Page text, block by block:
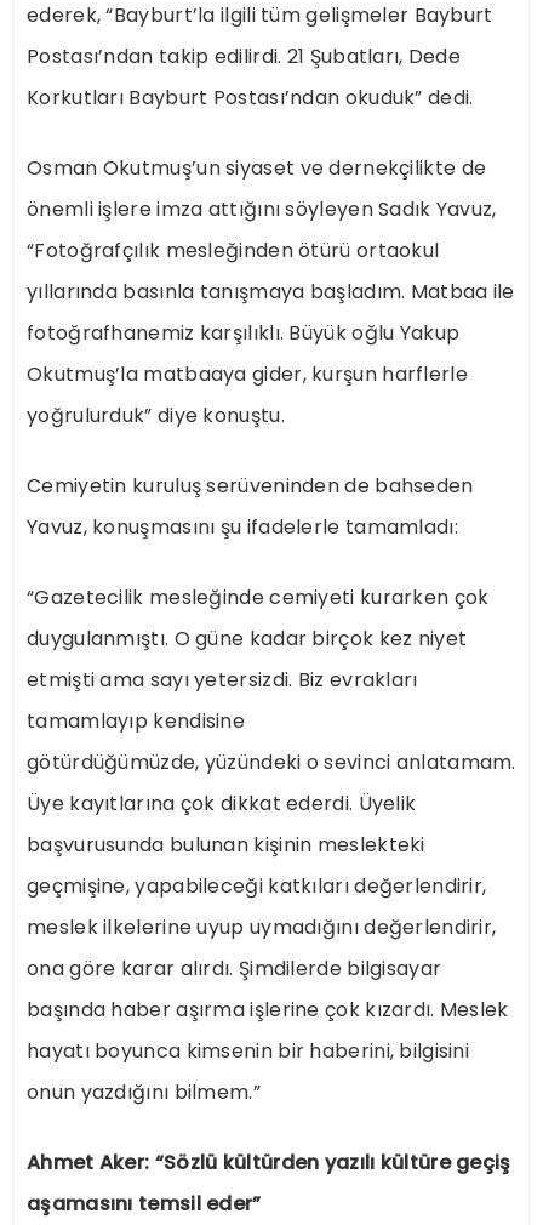
ederek, “Bayburt’la ilgili tüm gelişmeler Bayburt
Postası’ndan takip edilirdi. 21 Şubatları, Dede
Korkutları Bayburt Postası’ndan okuduk” dedi.
Osman Okutmuş’un siyaset ve dernekçilikte de
önemli işlere imza attığını söyleyen Sadık Yavuz,
“Fotoğrafçılık mesleğinden ötürü ortaokul
yıllarında basınla tanışmaya başladım. Matbaa ile
fotoğrafhanemiz karşılıklı. Büyük oğlu Yakup
Okutmuş’la matbaaya gider, kurşun harflerle
yoğrulurduk” diye konuştu.
Cemiyetin kuruluş serüveninden de bahseden
Yavuz, konuşmasını şu ifadelerle tamamladı:
“Gazetecilik mesleğinde cemiyeti kurarken çok
duygulanmıştı. O güne kadar birçok kez niyet
etmişti ama sayı yetersizdi. Biz evrakları
tamamlayıp kendisine
götürdüğümüzde, yüzündeki o sevinci anlatamam.
Üye kayıtlarına çok dikkat ederdi. Üyelik
başvurusunda bulunan kişinin meslekteki
geçmişine, yapabileceği katkıları değerlendirir,
meslek ilkelerine uyup uymadığını değerlendirir,
ona göre karar alırdı. Şimdilerde bilgisayar
başında haber aşırma işlerine çok kızardı. Meslek
hayatı boyunca kimsenin bir haberini, bilgisini
onun yazdığını bilmem.”
Ahmet Aker: “Sözlü kültürden yazılı kültüre geçiş
aşamasını temsil eder”